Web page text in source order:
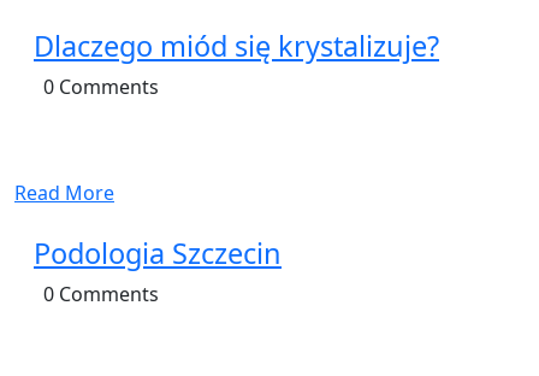
Dlaczego miód się krystalizuje?
0 Comments
Read More
Podologia Szczecin
0 Comments